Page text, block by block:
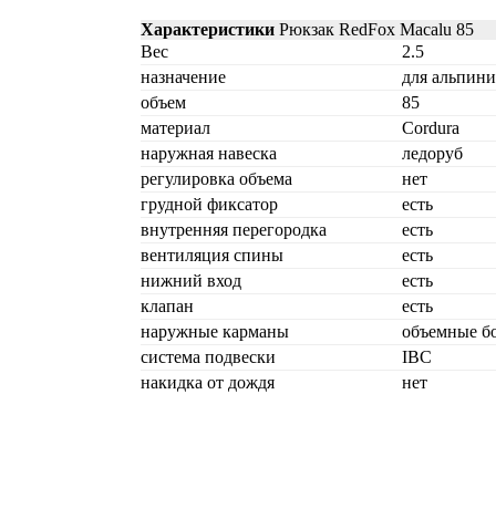
Характеристики Рюкзак RedFox Macalu 85
Вес
2.5
назначение
для
объем
85
материал
Cordura
наружная навеска
ледоруб
регулировка объема
нет
грудной фиксатор
есть
внутренняя перегородка
есть
вентиляция спины
есть
нижний вход
есть
клапан
есть
наружные карманы
объемные
система подвески
IBC
накидка от дождя
нет